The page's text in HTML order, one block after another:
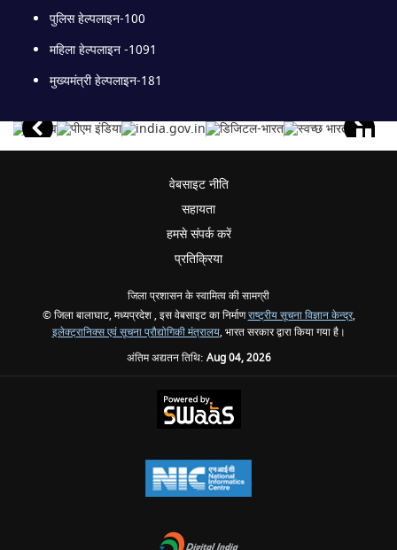
पुलिस हेल्पलाइन-100
महिला हेल्पलाइन -1091
मुख्यमंत्री हेल्पलाइन-181
वेबसाइट नीति
सहायता
हमसे संपर्क करें
प्रतिक्रिया
जिला प्रशासन के स्वामित्व की सामग्री
© जिला बालाघाट, मध्यप्रदेश , इस वेबसाइट का निर्माणराष्ट्रीय सूचना विज्ञान केन्द्र,
इलेक्ट्रानिक्स एवं सूचना प्रौद्योगिकी मंत्रालय, भारत सरकार द्वारा किया गया है।
अंतिम अद्यतन तिथि: Aug 04, 2026